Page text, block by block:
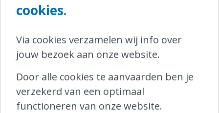
Contacteer Ombudsrail
North Gate II,
cookies.
Via cookies verzamelen wij info over
jouw bezoek aan onze website.
Door alle cookies te aanvaarden ben je
verzekerd van een optimaal
functioneren van onze website.